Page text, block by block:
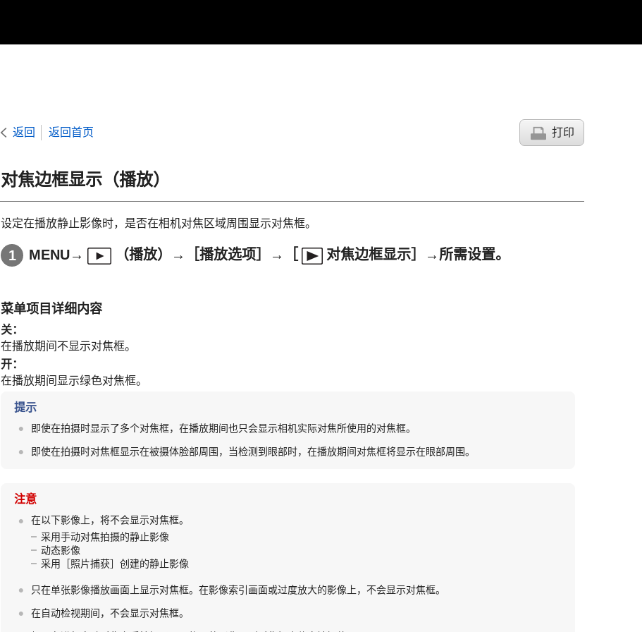
返回 返回首页 打印
对焦边框显示 （播放）
设定在播放静止影像时，是否在相机对焦区域周围显示对焦框。
MENU→ （播放）→ ［播放选项］ → 对焦边框显示］ →所需设置。
菜单项目详细内容
关：
在播放期间不显示对焦框。
开：
在播放期间显示绿色对焦框。
提示
即使在拍摄时显示了多个对焦框，在播放期间也只会显示相机实际对焦所使用的对焦框。
即使在拍摄时对焦框显示在被摄体脸部周围，当检测到眼部时，在播放期间对焦框将显示在眼部周围。
注意
在以下影像上，将不会显示对焦框。
采用手动对焦拍摄的静止影像
动态影像
采用
［照片捕获］ 创建的静止影像
只在单张影像播放画面上显示对焦框。在影像索引画面或过度放大的影像上，不会显示对焦框。
在自动检视期间，不会显示对焦框。